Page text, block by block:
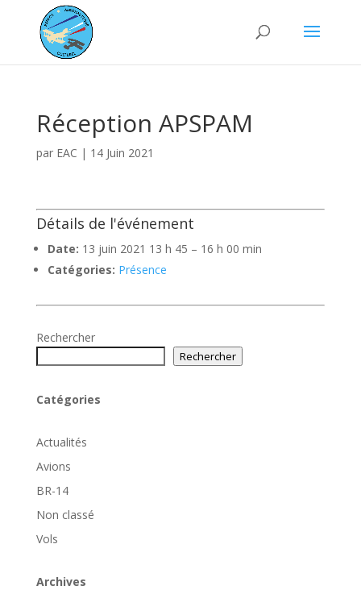
Réception APSPAM
par EAC | 14 Juin 2021
Détails de l'événement
Date: 13 juin 2021 13 h 45 – 16 h 00 min
Catégories: Présence
Rechercher
Rechercher
Catégories
Actualités
Avions
BR-14
Non classé
Vols
Archives